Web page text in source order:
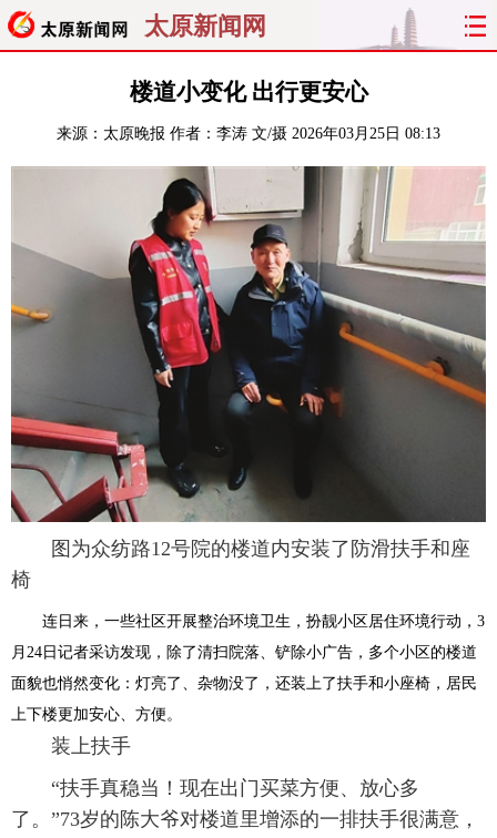
太原新闻网
聚焦 太原
经济 关注 文明 出行
曝光
理财
看天下 晋月读 最太原
太原晚报 热评 社区
楼道小变化 出行更安心
来源： 太原晚报 作者：李涛 文/摄 2026年03月25日 08:13
图为众纺路12号院的楼道内安装了防滑扶手和座
椅
连日来，一些社区开展整治环境卫生，扮靓小区居住环境行动，3
月24日记者采访发现，除了清扫院落、铲除小广告，多个小区的楼道
面貌也悄然变化：灯亮了、杂物没了，还装上了扶手和小座椅，居民
上下楼更加安心、方便。
装上扶手
“扶手真稳当！现在出门买菜方便、放心多
了。”73岁的陈大爷对楼道里增添的一排扶手很满意，